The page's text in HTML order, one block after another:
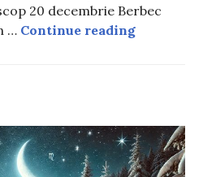
20 decembrie Berbec
… Continue readingHoroscop